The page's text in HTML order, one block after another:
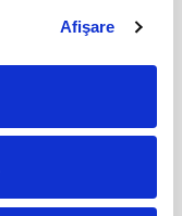
Afişare
Sfera rodonit